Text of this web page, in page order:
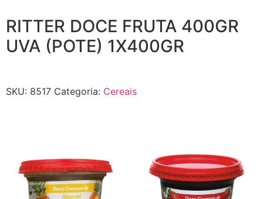
RITTER DOCE FRUTA 400GR
UVA (POTE) 1X400GR
SKU: 8517 Categoria: Cereais